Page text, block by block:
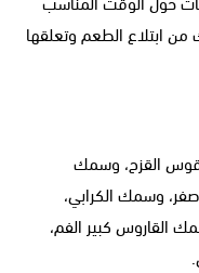
ابتلاع الطعم وتعلقها
القزح، وسمك
وسمك الكرابي،
كبير الفم،